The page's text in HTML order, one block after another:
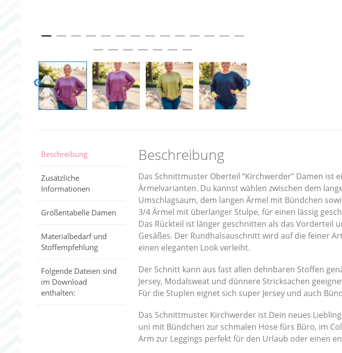
Beschreibung
Zusätzliche
Informationen
Größentabelle Damen
Materialbedarf und
Stoffempfehlung
Folgende Dateien sind
im Download
enthalten:
Beschreibung
Das Schnittmuster Oberteil “Kirchwerder” Damen ist
Ärmelvarianten. Du kannst wählen zwischen dem
Umschlagsaum, dem langen Ärmel mit Bündchen
3/4 Ärmel mit überlanger Stulpe, für einen lässig
Das Rückteil ist länger geschnitten als das Vorderteil
Gesäßes. Der Rundhalsauschnitt wird auf die feiner
einen eleganten Look verleiht.
Der Schnitt kann aus fast allen dehnbaren Stoffen
Jersey, Modalsweat und dünnere Stricksachen
Für die Stuplen eignet sich super Jersey und auch
Das Schnittmuster Kirchwerder ist Dein neues
uni mit Bündchen zur schmalen Hose fürs Büro, im
Arm zur Leggings perfekt für den Urlaub oder einen